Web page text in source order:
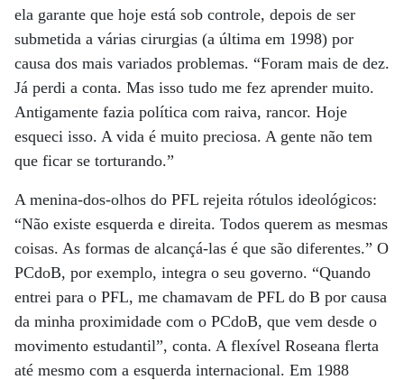
ela garante que hoje está sob controle, depois de ser
submetida a várias cirurgias (a última em 1998) por
causa dos mais variados problemas. “Foram mais de dez.
Já perdi a conta. Mas isso tudo me fez aprender muito.
Antigamente fazia política com raiva, rancor. Hoje
esqueci isso. A vida é muito preciosa. A gente não tem
que ficar se torturando.”
A menina-dos-olhos do PFL rejeita rótulos ideológicos:
“Não existe esquerda e direita. Todos querem as mesmas
coisas. As formas de alcançá-las é que são diferentes.” O
PCdoB, por exemplo, integra o seu governo. “Quando
entrei para o PFL, me chamavam de PFL do B por causa
da minha proximidade com o PCdoB, que vem desde o
movimento estudantil”, conta. A flexível Roseana flerta
até mesmo com a esquerda internacional. Em 1988